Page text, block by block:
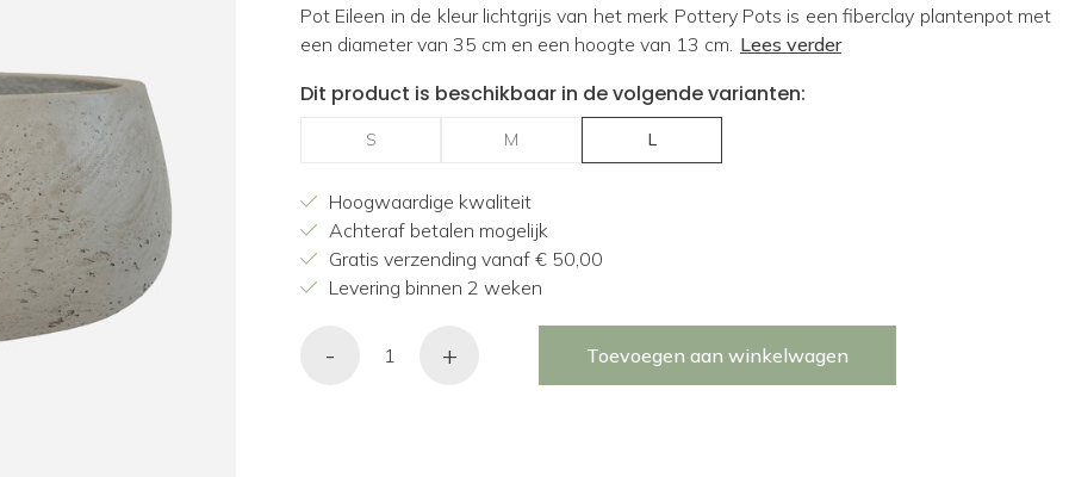
Pot Eileen in de kleur lichtgrijs van het merk Pottery Pots is een fiberclay plantenpot met
een diameter van 35 cm en een hoogte van 13 cm. Lees verder
Dit product is beschikbaar in de volgende varianten:
S M L
Hoogwaardige kwaliteit
Achteraf betalen mogelijk
Gratis verzending vanaf € 50,00
Levering binnen 2 weken
- + Toevoegen aan winkelwagen